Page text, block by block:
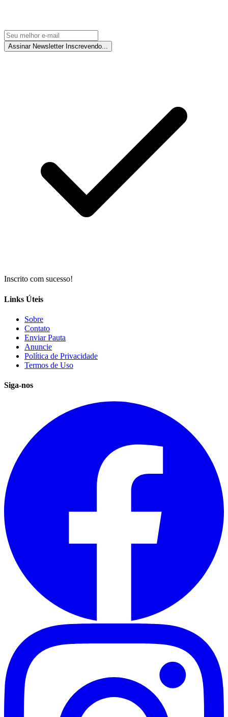
Assinar Newsletter Inscrevendo...
Inscrito com sucesso!
Links Úteis
Sobre
Contato
Enviar Pauta
Anuncie
Política de Privacidade
Termos de Uso
Siga-nos